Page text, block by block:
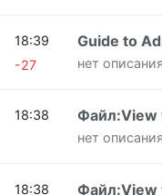
Guide to
нет
18:39
-27
Файл:View
нет
18:38
Файл:View
18:38